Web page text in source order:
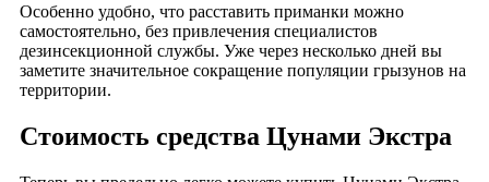
Особенно удобно, что расставить приманки можно
самостоятельно, без привлечения специалистов
дезинсекционной службы. Уже через несколько дней вы
заметите значительное сокращение популяции грызунов на
территории.
Стоимость средства Цунами Экстра